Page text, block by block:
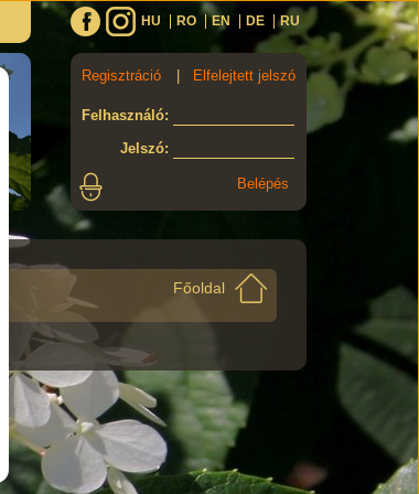
HU RO EN DE RU
Regisztráció Elfelejtett jelszó
Felhasználó:
Jelszó:
Főoldal